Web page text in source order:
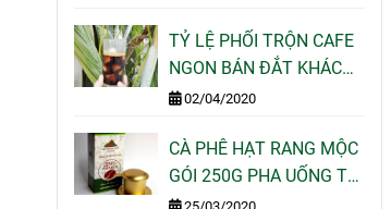
TỶ LỆ PHỐI TRỘN CAFE
NGON BÁN ĐẮT KHÁCH
NHẤT HIỆN NAY
02/04/2020
CÀ PHÊ HẠT RANG MỘC
GÓI 250G PHA UỐNG TẠI
NHÀ - MOTHERLAND